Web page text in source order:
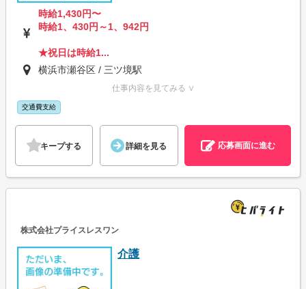
時給1,430円〜
時給1、430円～1、942円
★祝日は時給1...
横浜市瀬谷区 / 三ツ境駅
仕事内容を見てみる ∨
交通費支給
キープする 詳細を見る 応募画面に進む
株式会社プライスレスワン
介護